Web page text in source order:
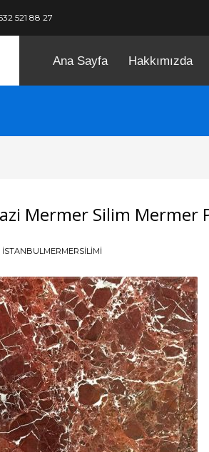
521 88 27
Ana Sayfa Hakkımızda
Mermer Silim Mermer
ISTANBULMERMERSILIMI